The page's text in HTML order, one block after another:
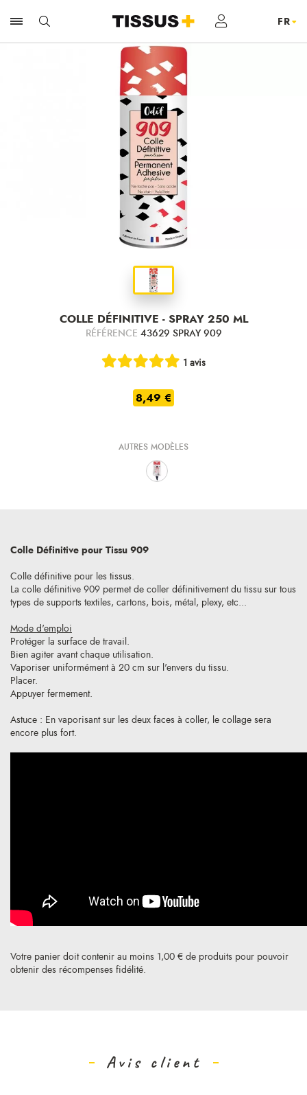
COLLE DÉFINITIVE - SPRAY 250 ML
RÉFÉRENCE 43629 SPRAY 909
1 avis
8,49 €
AUTRES MODÈLES
Votre panier doit contenir au moins 1,00 € de produits pour pouvoir
obtenir des récompenses fidélité.
Colle Définitive pour Tissu 909
Colle définitive pour les tissus.
La colle définitive 909 permet de coller définitivement du tissu sur tous
types de supports textiles, cartons, bois, métal, plexy, etc...
Mode d'emploi
Protéger la surface de travail.
Bien agiter avant chaque utilisation.
Vaporiser uniformément à 20 cm sur l'envers du tissu.
Placer.
Appuyer fermement.
Astuce : En vaporisant sur les deux faces à coller, le collage sera
encore plus fort.
Avis client